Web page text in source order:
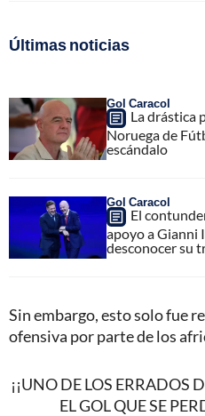
Últimas noticias
Gol Caracol
La drástica
Noruega de
escándalo
Gol Caracol
El
apoyo a Gianni
desconocer su
Sin embargo, esto solo fue
ofensiva por parte de los
¡¡UNO DE LOS
EL GOL QUE SE